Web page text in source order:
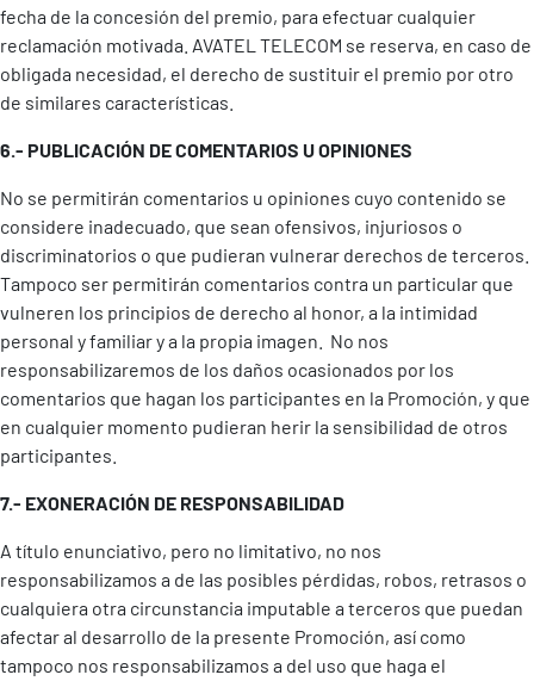
fecha de la concesión del premio, para efectuar cualquier
reclamación motivada. AVATEL TELECOM se reserva, en caso de
obligada necesidad, el derecho de sustituir el premio por otro
de similares características.
6.- PUBLICACIÓN DE COMENTARIOS U OPINIONES
No se permitirán comentarios u opiniones cuyo contenido se
considere inadecuado, que sean ofensivos, injuriosos o
discriminatorios o que pudieran vulnerar derechos de terceros.
Tampoco ser permitirán comentarios contra un particular que
vulneren los principios de derecho al honor, a la intimidad
personal y familiar y a la propia imagen. No nos
responsabilizaremos de los daños ocasionados por los
comentarios que hagan los participantes en la Promoción, y que
en cualquier momento pudieran herir la sensibilidad de otros
participantes.
7.- EXONERACIÓN DE RESPONSABILIDAD
A título enunciativo, pero no limitativo, no nos
responsabilizamos a de las posibles pérdidas, robos, retrasos o
cualquiera otra circunstancia imputable a terceros que puedan
afectar al desarrollo de la presente Promoción, así como
tampoco nos responsabilizamos a del uso que haga el